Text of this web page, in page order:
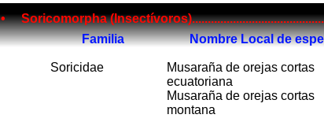
• Soricomorpha
Familia
Soricidae
Nombre Local de
Musaraña de orejas cortas
ecuatoriana
Musaraña de orejas cortas
montana